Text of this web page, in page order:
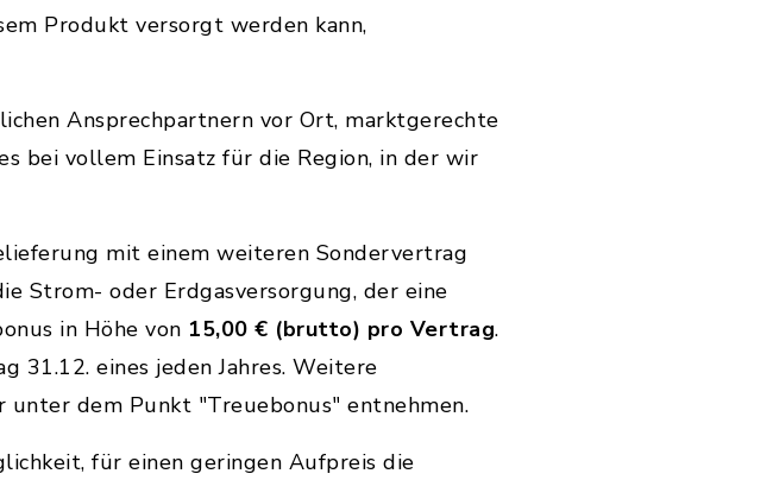
Produkt versorgt werden kann,
Ansprechpartnern vor Ort, marktgerechte
bei vollem Einsatz für die Region, in der wir
mit einem weiteren Sondervertrag
Strom- oder Erdgasversorgung, der eine
in Höhe von 15,00 € (brutto) pro Vertrag.
31.12. eines jeden Jahres. Weitere
dem Punkt "Treuebonus" entnehmen.
für einen geringen Aufpreis die